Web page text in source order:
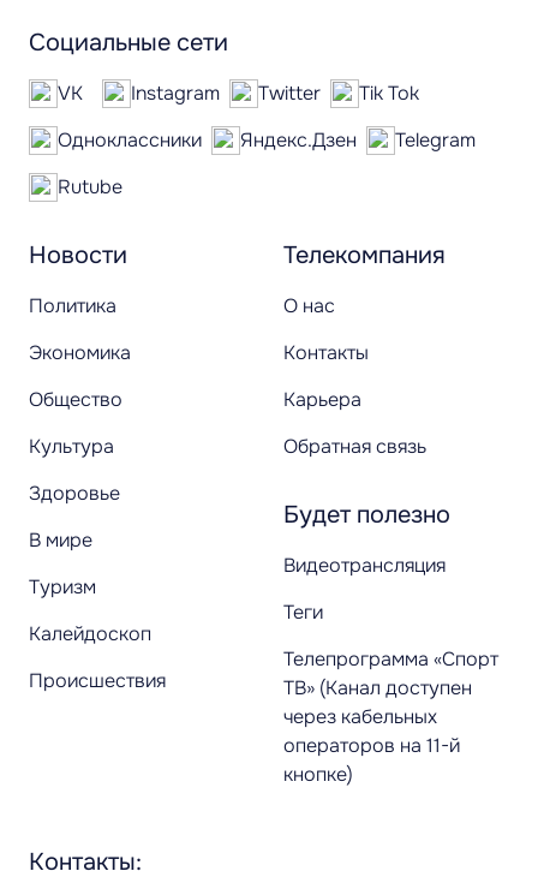
Новости
Политика
Экономика
Общество
Культура
Здоровье
В мире
Туризм
Калейдоскоп
Происшествия
Телекомпания
О нас
Контакты
Карьера
Обратная связь
Будет полезно
Видеотрансляция
Теги
Телепрограмма «Спорт
ТВ» (Канал доступен
через кабельных
операторов на 11-й
кнопке)
Социальные сети
VK Instagram Twitter
Tik Tok
Одноклассники
Яндекс.Дзен
Telegram
Rutube
Контакты: